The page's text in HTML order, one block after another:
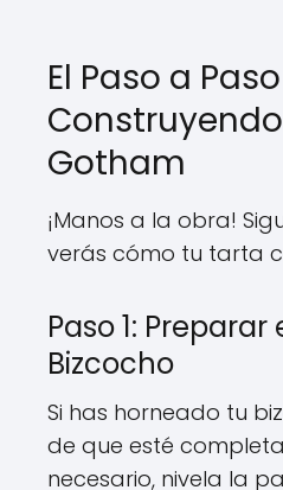
El Paso a
Gotham
¡Manos a la obra!
verás cómo tu tarta
Paso 1: Preparar
Bizcocho
Si has horneado tu
de que esté
necesario, nivela la